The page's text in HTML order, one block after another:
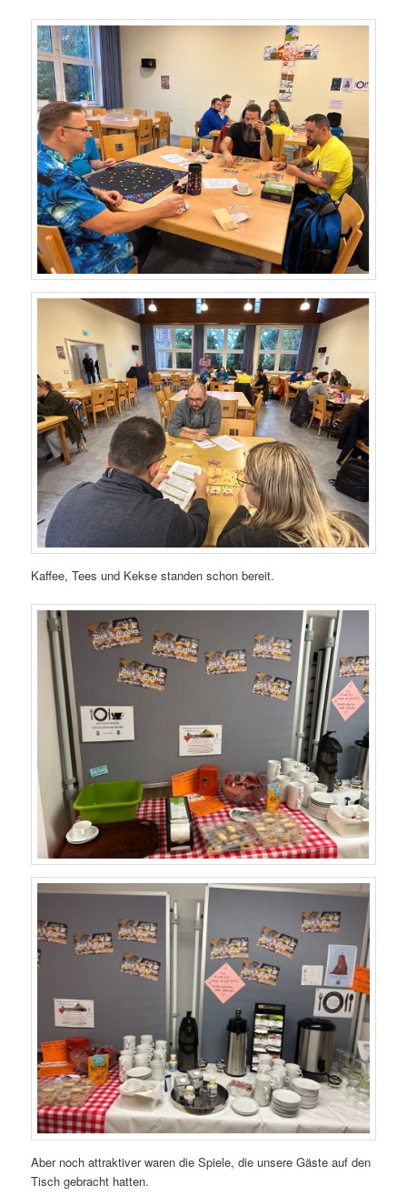
Kaffee, Tees und Kekse standen schon bereit.
Aber noch attraktiver waren die Spiele, die unsere Gäste auf den
Tisch gebracht hatten.